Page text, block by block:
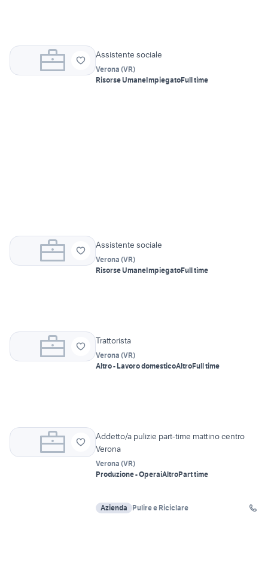
Assistente sociale
Verona (VR)
Risorse UmaneImpiegatoFull time
Assistente sociale
Verona (VR)
Risorse UmaneImpiegatoFull time
Trattorista
Verona (VR)
Altro - Lavoro domesticoAltroFull time
Addetto/a pulizie part-time mattino centro
Verona
Verona (VR)
Produzione - OperaiAltroPart time
Azienda Pulire e Riciclare